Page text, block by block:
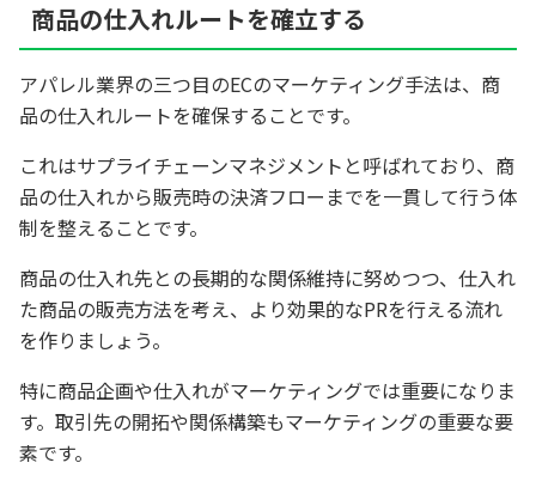
商品の仕入れルートを確立する
アパレル業界の三つ目のECのマーケティング手法は、商
品の仕入れルートを確保することです。
これはサプライチェーンマネジメントと呼ばれており、商
品の仕入れから販売時の決済フローまでを一貫して行う体
制を整えることです。
商品の仕入れ先との長期的な関係維持に努めつつ、仕入れ
た商品の販売方法を考え、より効果的なPRを行える流れ
を作りましょう。
特に商品企画や仕入れがマーケティングでは重要になりま
す。取引先の開拓や関係構築もマーケティングの重要な要
素です。